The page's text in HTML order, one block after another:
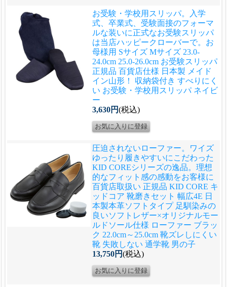
お受験・学校用スリッパ。入学
式、卒業式、受験面接のフォーマ
ルな装いに正式なお受験スリッパ
は当店ハッピークローバーで。 お
母様用 Sサイズ Mサイズ 23.0-
24.0cm 25.0-26.0cm お受験スリッパ
正規品 百貨店仕様 日本製 メイド
イン山形！ 収納袋付き すべりにく
い お受験・学校用スリッパ ネイビ
ー
3,630円(税込)
圧迫されないローファー。ワイズ
ゆったり履きやすいにこだわった
KID COREシリーズの逸品。理想
的なフィット感の感動をお客様に
百貨店取扱い 正規品 KID CORE キ
ッドコア 靴磨きセット 幅広4E 日
本製本革ソフトタイプ 足馴染みの
良いソフトレザー×オリジナルモー
ルドソール仕様 ローファー ブラッ
ク 22.0cm～25.0cm 靴ズレしにくい
靴 失敗しない 通学靴 男の子
13,750円(税込)